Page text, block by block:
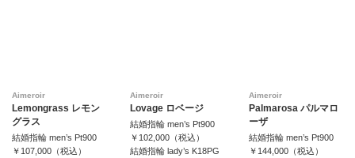
Aimeroir
Lemongrass レモン
グラス
結婚指輪 men’s Pt900
￥107,000（税込）
Aimeroir
Lovage ロベージ
結婚指輪 men’s Pt900
￥102,000（税込）
結婚指輪 lady’s K18PG
Aimeroir
Palmarosa パルマロ
ーザ
結婚指輪 men’s Pt900
￥144,000（税込）